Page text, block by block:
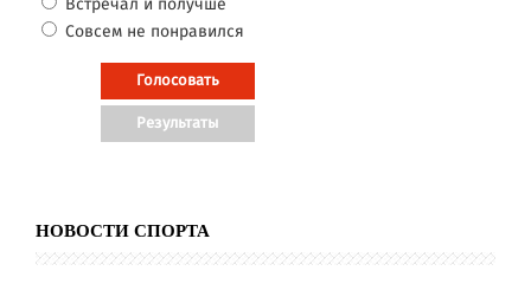
Совсем не понравился
НОВОСТИ СПОРТА